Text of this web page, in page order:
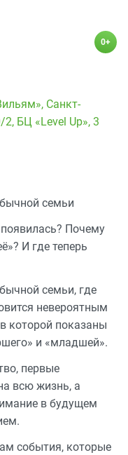
0+
, Санкт-
2, БЦ «Level Up», 3
семьи
Почему
И где теперь
семьи, где
невероятным
которой показаны
и «младшей».
первые
всю жизнь, а
в будущем
события, которые